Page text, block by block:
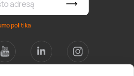
politika